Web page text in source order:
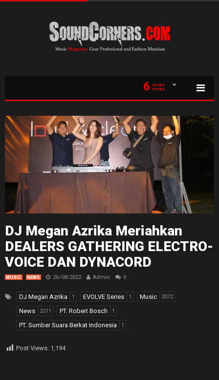
6
STAFF
PICKS
DJ Megan Azrika Meriahkan
DEALERS GATHERING ELECTRO-
VOICE DAN DYNACORD
MUSIC NEWS 26/08/2022 Admin 0
DJ Megan Azrika 1 EVOLVE Series 1 Music 2072
News 2211 PT. Robert Bosch 1
PT. Sumber Suara Berkat Indonesia 1
Post Views: 1,194